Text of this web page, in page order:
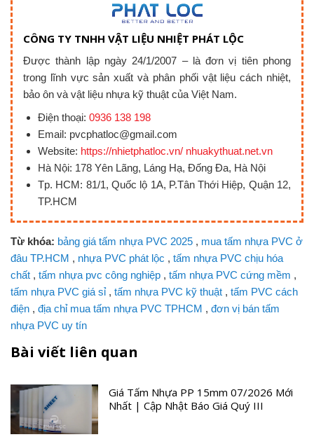
CÔNG TY TNHH VẬT LIỆU NHIỆT PHÁT LỘC
Được thành lập ngày 24/1/2007 – là đơn vị tiên phong
trong lĩnh vực sản xuất và phân phối vật liệu cách nhiệt,
bảo ôn và vật liệu nhựa kỹ thuật của Việt Nam.
Điện thoại: 0936 138 198
Email: pvcphatloc@gmail.com
Website: https://nhietphatloc.vn/ nhuakythuat.net.vn
Hà Nội: 178 Yên Lãng, Láng Hạ, Đống Đa, Hà Nội
Tp. HCM: 81/1, Quốc lộ 1A, P.Tân Thới Hiệp, Quận 12,
TP.HCM
Từ khóa: bảng giá tấm nhựa PVC 2025 , mua tấm nhựa PVC ở
đâu TP.HCM , nhựa PVC phát lộc , tấm nhựa PVC chịu hóa
chất , tấm nhựa pvc công nghiệp , tấm nhựa PVC cứng mềm ,
tấm nhựa PVC giá sỉ, tấm nhựa PVC kỹ thuật , tấm PVC cách
điện , địa chỉ mua tấm nhựa PVC TPHCM , đơn vị bán tấm
nhựa PVC uy tín
Bài viết liên quan
Giá Tấm Nhựa PP 15mm 07/2026 Mới
Nhất | Cập Nhật Báo Giá Quý III